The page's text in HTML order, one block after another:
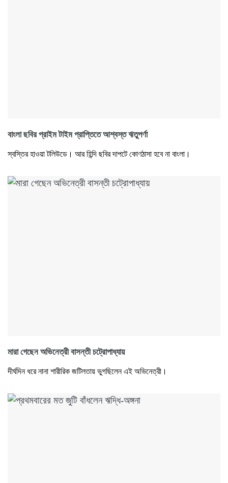
বাংলা ছবির প্রাইম টাইম প্রাপ্তিতে আশ্বস্ত ঋতুপর্ণা
স্বস্তির হাওয়া টলিউডে। আর হিন্দি ছবির দাপটে কোণঠাসা হবে না বাংলা।
মারা গেছেন অভিনেত্রী বাসন্তী চট্রোপাধ্যায়
দীর্ঘদিন ধরে নানা শারীরিক জটিলতায় ভুগছিলেন এই অভিনেত্রী।